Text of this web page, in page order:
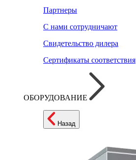
Партнеры
С нами сотрудничают
Свидетельство дилера
Сертификаты соответствия
ОБОРУДОВАНИЕ
Назад